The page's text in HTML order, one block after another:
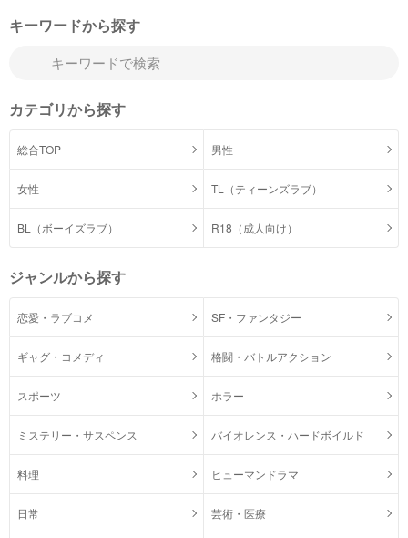
キーワードから探す
カテゴリから探す
総合TOP 男性
女性 TL（ティーンズラブ）
BL（ボーイズラブ） R18（成人向け）
ジャンルから探す
恋愛・ラブコメ SF・ファンタジー
ギャグ・コメディ 格闘・バトルアクション
スポーツ ホラー
ミステリー・サスペンス バイオレンス・ハードボイルド
料理 ヒューマンドラマ
日常 芸術・医療